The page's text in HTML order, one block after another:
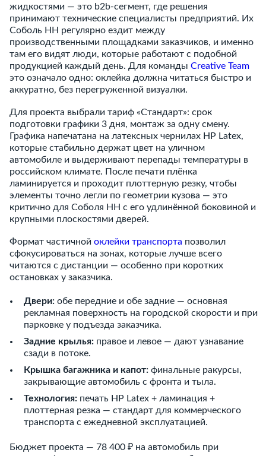
жидкостями — это b2b-сегмент, где решения
принимают технические специалисты предприятий. Их
Соболь НН регулярно ездит между
производственными площадками заказчиков, и именно
там его видят люди, которые работают с подобной
продукцией каждый день. Для команды Creative Team
это означало одно: оклейка должна читаться быстро и
аккуратно, без перегруженной визуалки.
Для проекта выбрали тариф «Стандарт»: срок
подготовки графики 3 дня, монтаж за одну смену.
Графика напечатана на латексных чернилах HP Latex,
которые стабильно держат цвет на уличном
автомобиле и выдерживают перепады температуры в
российском климате. После печати плёнка
ламинируется и проходит плоттерную резку, чтобы
элементы точно легли по геометрии кузова — это
критично для Соболя НН с его удлинённой боковиной и
крупными плоскостями дверей.
Формат частичной оклейки транспорта позволил
сфокусироваться на зонах, которые лучше всего
читаются с дистанции — особенно при коротких
остановках у заказчика.
Двери: обе передние и обе задние — основная
рекламная поверхность на городской скорости и при
парковке у подъезда заказчика.
Задние крылья: правое и левое — дают узнавание
сзади в потоке.
Крышка багажника и капот: финальные ракурсы,
закрывающие автомобиль с фронта и тыла.
Технология: печать HP Latex + ламинация +
плоттерная резка — стандарт для коммерческого
транспорта с ежедневной эксплуатацией.
Бюджет проекта — 78 400 ₽ на автомобиль при